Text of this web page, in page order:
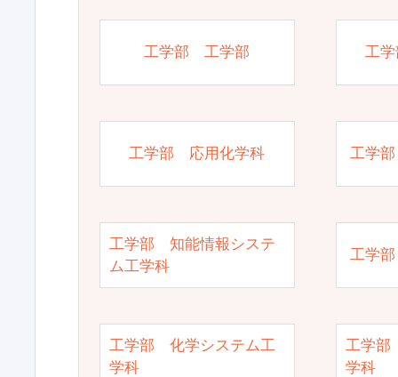
工学部 工学部 工
工学部 応用化学科 工学
工学部 知能情報システ
ム工学科
工学
工学部 化学システム工
学科
工学部
学科